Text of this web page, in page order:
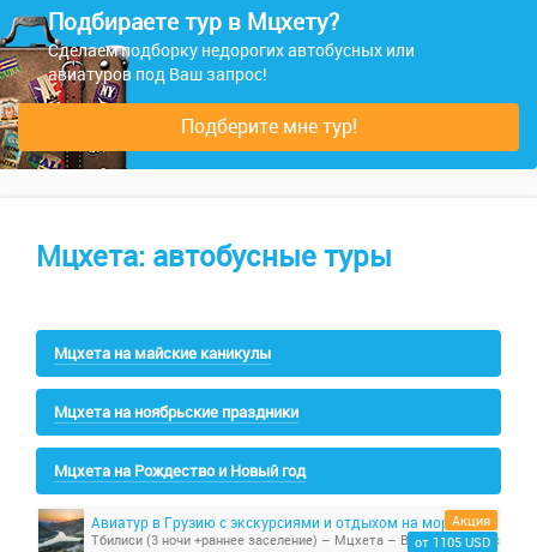
Подбираете тур в Мцхету?
Сделаем подборку недорогих автобусных или
авиатуров под Ваш запрос!
Подберите мне тур!
Мцхета: автобусные туры
Мцхета на майские каникулы
Мцхета на ноябрьские праздники
Мцхета на Рождество и Новый год
Авиатур в Грузию с экскурсиями и отдыхом на море
от 1105 USD
Акция